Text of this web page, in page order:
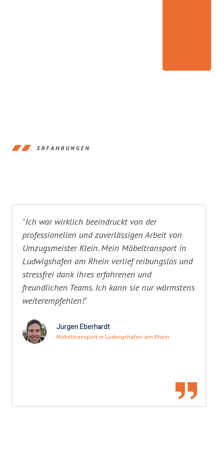
ERFAHRUNGEN
"Ich war wirklich beeindruckt von der
professionellen und zuverlässigen Arbeit von
Umzugsmeister Klein. Mein Möbeltransport in
Ludwigshafen am Rhein verlief reibungslos und
stressfrei dank ihres erfahrenen und
freundlichen Teams. Ich kann sie nur wärmstens
weiterempfehlen!"
Jürgen Eberhardt
Möbeltransport in Ludwigshafen am Rhein